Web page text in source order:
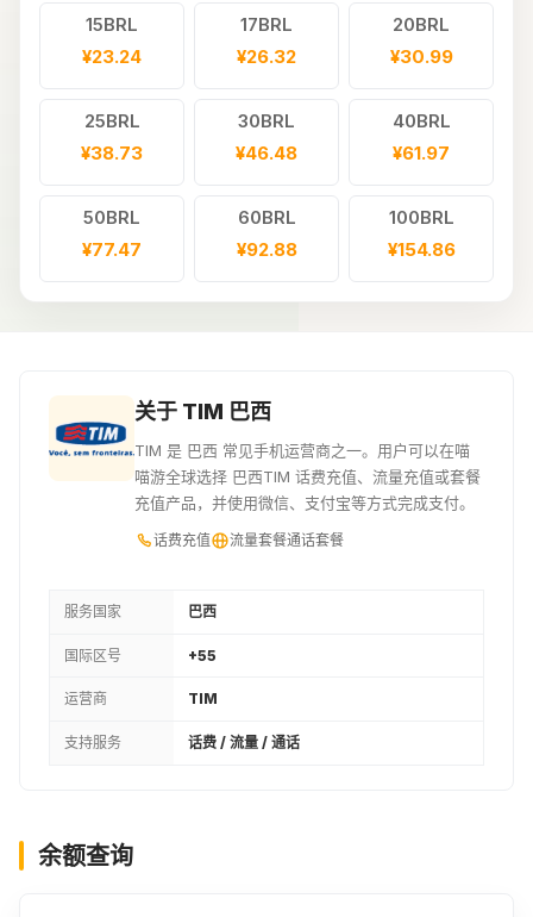
15BRL
¥23.24
17BRL
¥26.32
20BRL
¥30.99
25BRL
¥38.73
30BRL
¥46.48
40BRL
¥61.97
50BRL
¥77.47
60BRL
¥92.88
100BRL
¥154.86
关于 TIM 巴西
TIM 是 巴西 常见手机运营商之一。用户可以在喵
喵游全球选择 巴西TIM 话费充值、流量充值或套餐
充值产品，并使用微信、支付宝等方式完成支付。
话费充值 流量套餐通话套餐
服务国家 巴西
国际区号 +55
运营商 TIM
支持服务 话费 / 流量 / 通话
余额查询